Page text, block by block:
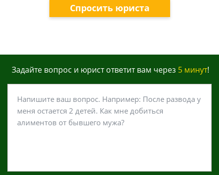
Спросить юриста
Задайте вопрос и юрист ответит вам через 5 минут!